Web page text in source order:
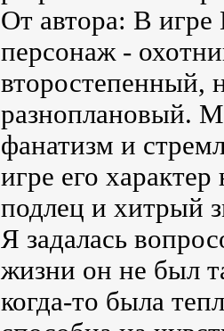
От автора: В
персонаж -
второстепенный,
разноплановый.
фанатизм и
игре его
подлец и хитрый
Я задалась
жизни он не был
когда-то была